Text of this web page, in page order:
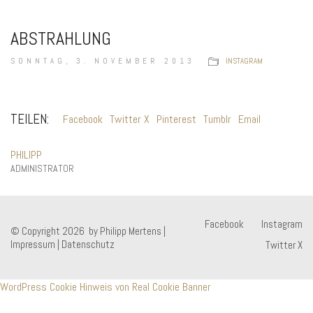
ABSTRAHLUNG
SONNTAG, 3. NOVEMBER 2013 INSTAGRAM
TEILEN: Facebook Twitter X Pinterest Tumblr Email
PHILIPP
ADMINISTRATOR
Facebook
Instagram
Twitter X
© Copyright 2026 by Philipp Mertens |
Impressum | Datenschutz
WordPress Cookie Hinweis von Real Cookie Banner